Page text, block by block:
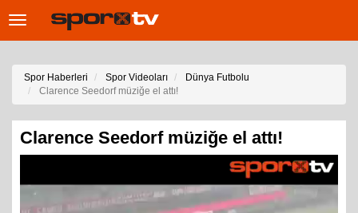
Toggle
Spor Haberleri Spor Videoları
Dünya Futbolu
Clarence Seedorf müziğe el attı!
Clarence Seedorf müziğe el attı!